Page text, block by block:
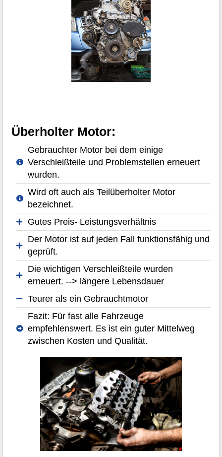
Überholter Motor:
Gebrauchter Motor bei dem einige
Verschleißteile und Problemstellen erneuert
wurden.
Wird oft auch als Teilüberholter Motor
bezeichnet.
Gutes Preis- Leistungsverhältnis
Der Motor ist auf jeden Fall funktionsfähig und
geprüft.
Die wichtigen Verschleißteile wurden
erneuert. --> längere Lebensdauer
Teurer als ein Gebrauchtmotor
Fazit: Für fast alle Fahrzeuge
empfehlenswert. Es ist ein guter Mittelweg
zwischen Kosten und Qualität.